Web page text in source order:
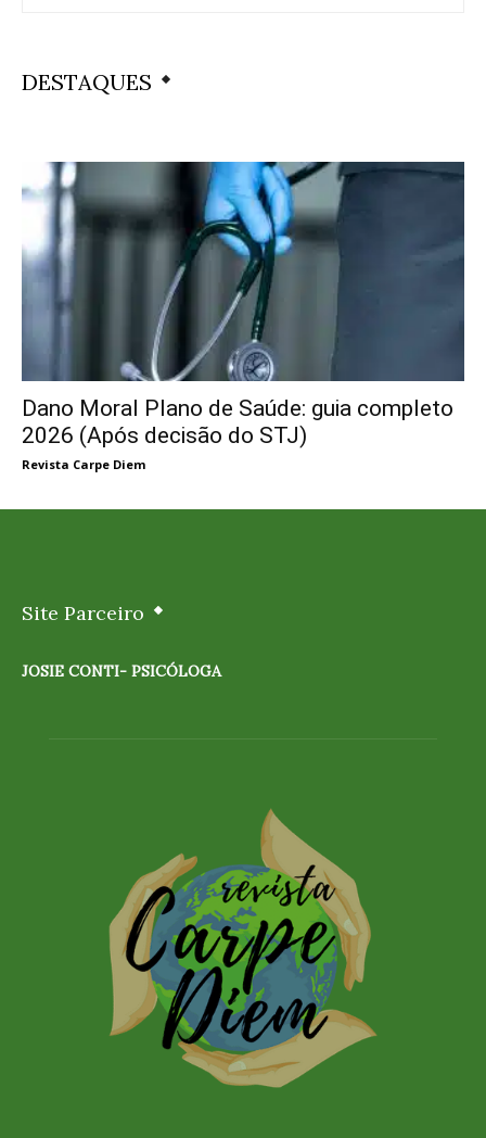
DESTAQUES
Dano Moral Plano de Saúde: guia completo
2026 (Após decisão do STJ)
Revista Carpe Diem
Site Parceiro
JOSIE CONTI- PSICÓLOGA